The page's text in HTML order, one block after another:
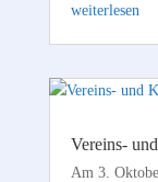
weiterlesen
Vereins-
Am 3.